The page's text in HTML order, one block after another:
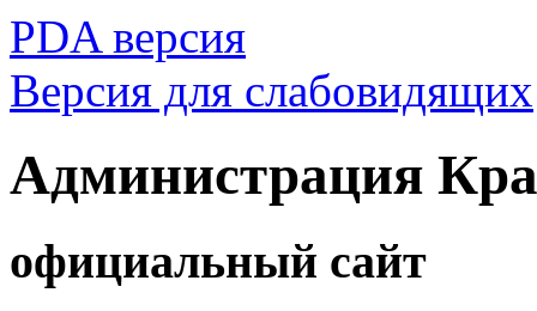
PDA версия
Версия для слабовидящих
Администрация
официальный сайт